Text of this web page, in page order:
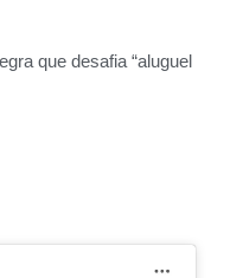
que desafia “aluguel